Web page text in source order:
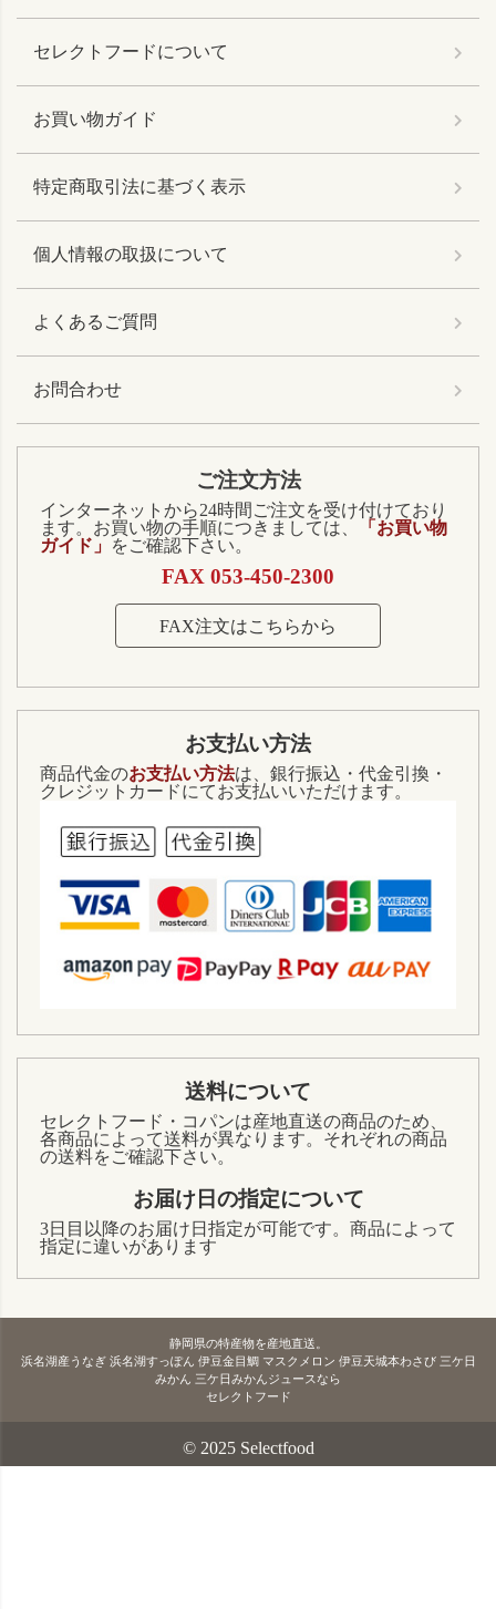
セレクトフードについて
お買い物ガイド
特定商取引法に基づく表示
個人情報の取扱について
よくあるご質問
お問合わせ
ご注文方法
インターネットから24時間ご注文を受け付けており
ます。お買い物の手順につきましては、
「お買い物
ガイド」 をご確認下さい。
FAX 053-450-2300
FAX注文はこちらから
お支払い方法
商品代金のお支払い方法は、銀行振込・代金引換・
クレジットカードにてお支払いいただけます。
送料について
セレクトフード・コパンは産地直送の商品のため、
各商品によって送料が異なります。それぞれの商品
の送料をご確認下さい。
お届け日の指定について
3日目以降のお届け日指定が可能です。商品によって
指定に違いがあります
静岡県の特産物を産地直送。
浜名湖産うなぎ 浜名湖すっぽん 伊豆金目鯛 マスクメロン 伊豆天城本わさび 三ケ日
みかん 三ケ日みかんジュースなら
セレクトフード
© 2025 Selectfood